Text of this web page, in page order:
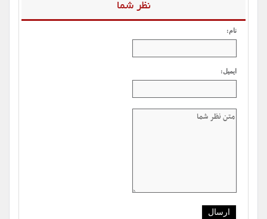
نظر شما
نام:
ایمیل: